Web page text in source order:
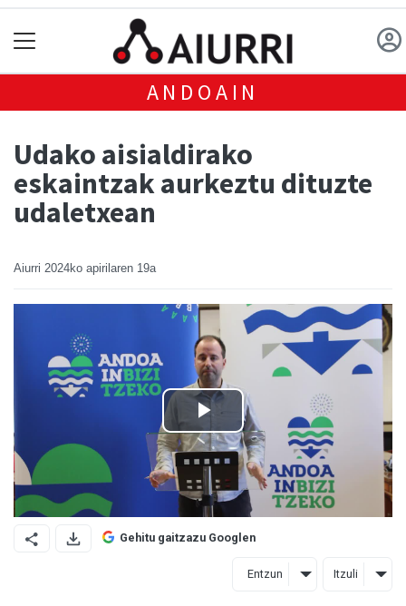
ANDOAIN
Udako aisialdirako
eskaintzak aurkeztu dituzte
udaletxean
Aiurri 2024ko apirilaren 19a
Gehitu gaitzazu Googlen
Entzun Itzuli